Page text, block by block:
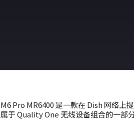
M6 Pro MR6400 是一款在 Dish 网络上
属于 Quality One 无线设备组合的一部